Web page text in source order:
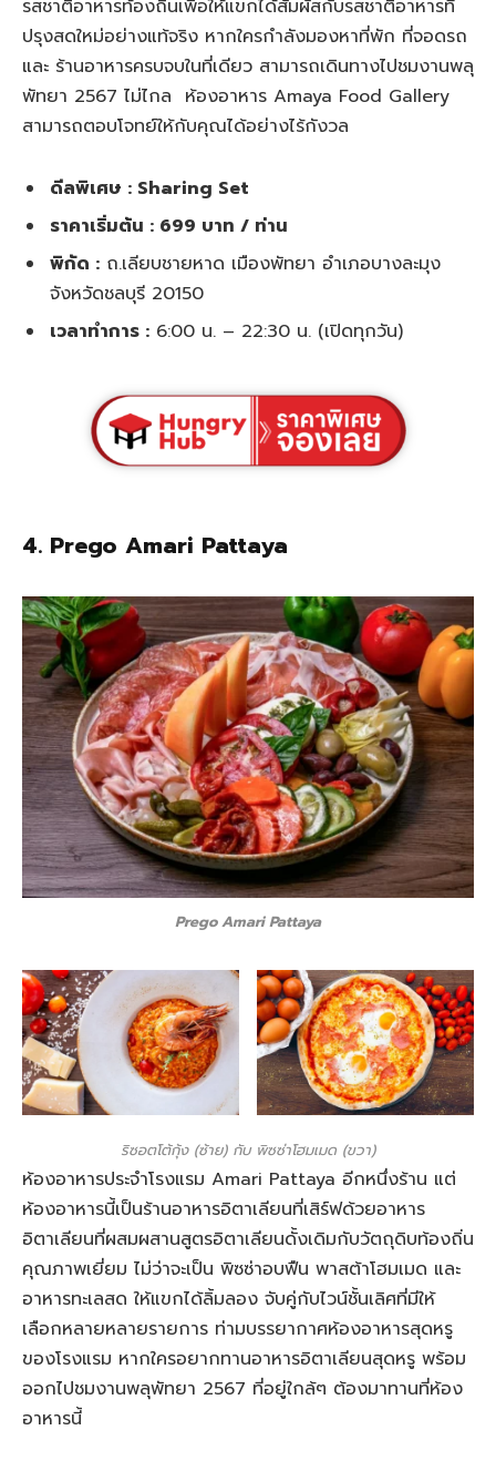
รสชาติอาหารท้องถิ่นเพื่อให้แขกได้สัมผัสกับรสชาติอาหารที่
ปรุงสดใหม่อย่างแท้จริง หากใครกำลังมองหาที่พัก ที่จอดรถ
และ ร้านอาหารครบจบในที่เดียว สามารถเดินทางไปชมงานพลุ
พัทยา 2567 ไม่ไกล ห้องอาหาร Amaya Food Gallery
สามารถตอบโจทย์ให้กับคุณได้อย่างไร้กังวล
ดีลพิเศษ : Sharing Set
ราคาเริ่มต้น : 699 บาท / ท่าน
พิกัด : ถ.เลียบชายหาด เมืองพัทยา อำเภอบางละมุง
จังหวัดชลบุรี 20150
เวลาทำการ : 6:00 น. – 22:30 น. (เปิดทุกวัน)
4. Prego Amari Pattaya
Prego Amari Pattaya
ริซอตโต้กุ้ง (ซ้าย) กับ พิซซ่าโฮมเมด (ขวา)
ห้องอาหารประจำโรงแรม Amari Pattaya อีกหนึ่งร้าน แต่
ห้องอาหารนี้เป็นร้านอาหารอิตาเลียนที่เสิร์ฟด้วยอาหาร
อิตาเลียนที่ผสมผสานสูตรอิตาเลียนดั้งเดิมกับวัตถุดิบท้องถิ่น
คุณภาพเยี่ยม ไม่ว่าจะเป็น พิซซ่าอบฟืน พาสต้าโฮมเมด และ
อาหารทะเลสด ให้แขกได้ลิ้มลอง จับคู่กับไวน์ชั้นเลิศที่มีให้
เลือกหลายหลายรายการ ท่ามบรรยากาศห้องอาหารสุดหรู
ของโรงแรม หากใครอยากทานอาหารอิตาเลียนสุดหรู พร้อม
ออกไปชมงานพลุพัทยา 2567 ที่อยู่ใกล้ๆ ต้องมาทานที่ห้อง
อาหารนี้